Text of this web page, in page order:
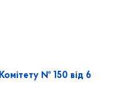
№ 150 від 6